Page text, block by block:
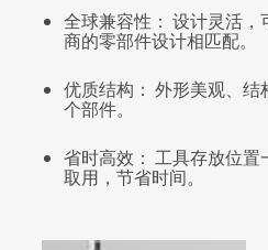
全球兼容性： 设计灵活
商的零部件设计相匹配。
优质结构： 外形美观、
个部件。
省时高效： 工具存放位
取用，节省时间。